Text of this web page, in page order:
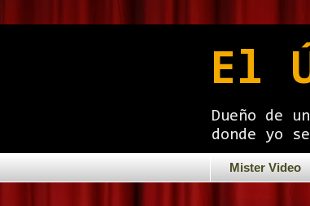
El
Dueño de
donde yo
Mister Video